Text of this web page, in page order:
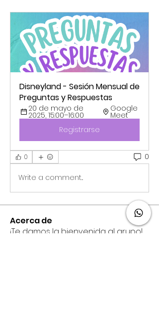
Disneyland - Sesión Mensual de
Preguntas y Respuestas
20 de mayo de
2025, 15:00–16:00
Google
Meet
Registrarse
0 0
Write a comment...
Acerca de
¡Te damos la bienvenida al grupo!